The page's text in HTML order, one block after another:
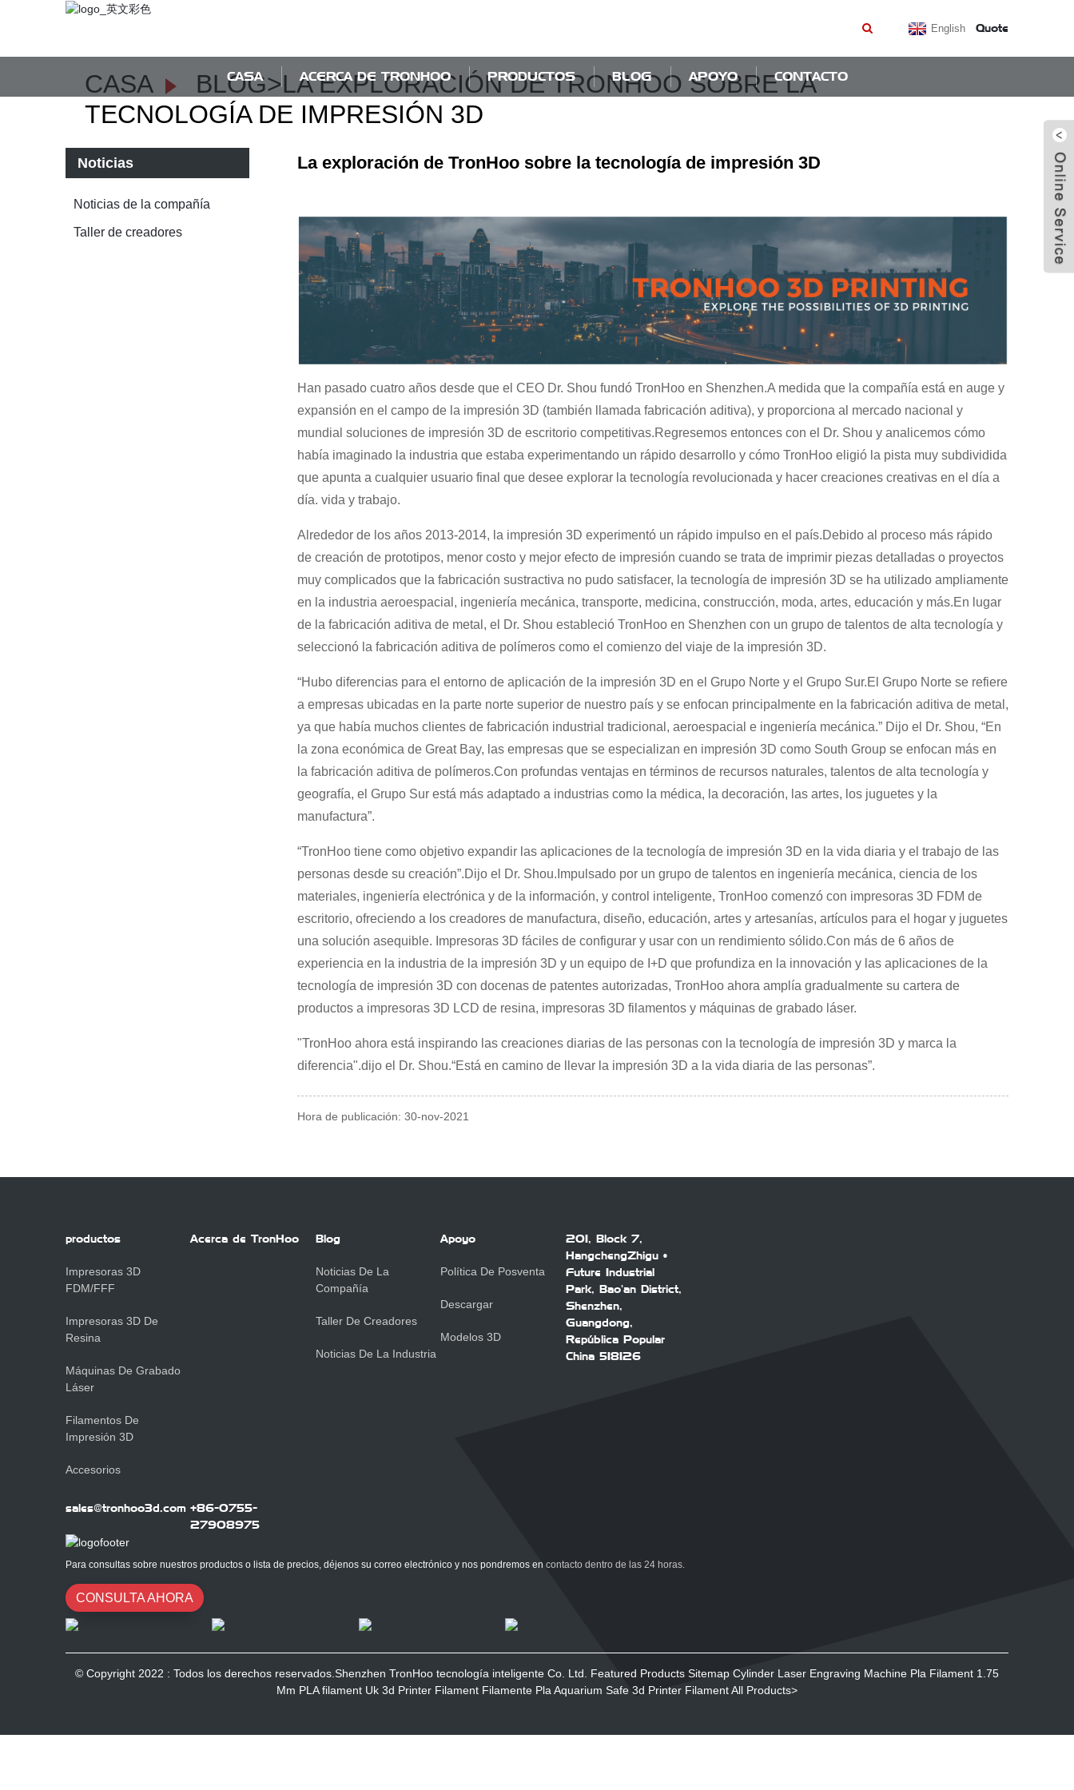
English Quote
CASA ACERCA DE TRONHOO PRODUCTOS BLOG APOYO CONTACTO
CASA BLOG>LA EXPLORACIÓN DE TRONHOO SOBRE LA
TECNOLOGÍA DE IMPRESIÓN 3D
Noticias
Noticias de la compañía
Taller de creadores
La exploración de TronHoo sobre la tecnología de impresión 3D
Han pasado cuatro años desde que el CEO Dr. Shou fundó TronHoo en Shenzhen.A medida que la compañía está en auge y
expansión en el campo de la impresión 3D (también llamada fabricación aditiva), y proporciona al mercado nacional y
mundial soluciones de impresión 3D de escritorio competitivas.Regresemos entonces con el Dr. Shou y analicemos cómo
había imaginado la industria que estaba experimentando un rápido desarrollo y cómo TronHoo eligió la pista muy subdividida
que apunta a cualquier usuario final que desee explorar la tecnología revolucionada y hacer creaciones creativas en el día a
día. vida y trabajo.
Alrededor de los años 2013-2014, la impresión 3D experimentó un rápido impulso en el país.Debido al proceso más rápido
de creación de prototipos, menor costo y mejor efecto de impresión cuando se trata de imprimir piezas detalladas o proyectos
muy complicados que la fabricación sustractiva no pudo satisfacer, la tecnología de impresión 3D se ha utilizado ampliamente
en la industria aeroespacial, ingeniería mecánica, transporte, medicina, construcción, moda, artes, educación y más.En lugar
de la fabricación aditiva de metal, el Dr. Shou estableció TronHoo en Shenzhen con un grupo de talentos de alta tecnología y
seleccionó la fabricación aditiva de polímeros como el comienzo del viaje de la impresión 3D.
“Hubo diferencias para el entorno de aplicación de la impresión 3D en el Grupo Norte y el Grupo Sur.El Grupo Norte se refiere
a empresas ubicadas en la parte norte superior de nuestro país y se enfocan principalmente en la fabricación aditiva de metal,
ya que había muchos clientes de fabricación industrial tradicional, aeroespacial e ingeniería mecánica.” Dijo el Dr. Shou, “En
la zona económica de Great Bay, las empresas que se especializan en impresión 3D como South Group se enfocan más en
la fabricación aditiva de polímeros.Con profundas ventajas en términos de recursos naturales, talentos de alta tecnología y
geografía, el Grupo Sur está más adaptado a industrias como la médica, la decoración, las artes, los juguetes y la
manufactura”.
“TronHoo tiene como objetivo expandir las aplicaciones de la tecnología de impresión 3D en la vida diaria y el trabajo de las
personas desde su creación”.Dijo el Dr. Shou.Impulsado por un grupo de talentos en ingeniería mecánica, ciencia de los
materiales, ingeniería electrónica y de la información, y control inteligente, TronHoo comenzó con impresoras 3D FDM de
escritorio, ofreciendo a los creadores de manufactura, diseño, educación, artes y artesanías, artículos para el hogar y juguetes
una solución asequible. Impresoras 3D fáciles de configurar y usar con un rendimiento sólido.Con más de 6 años de
experiencia en la industria de la impresión 3D y un equipo de I+D que profundiza en la innovación y las aplicaciones de la
tecnología de impresión 3D con docenas de patentes autorizadas, TronHoo ahora amplía gradualmente su cartera de
productos a impresoras 3D LCD de resina, impresoras 3D filamentos y máquinas de grabado láser.
"TronHoo ahora está inspirando las creaciones diarias de las personas con la tecnología de impresión 3D y marca la
diferencia".dijo el Dr. Shou.“Está en camino de llevar la impresión 3D a la vida diaria de las personas”.
Hora de publicación: 30-nov-2021
productos
Impresoras 3D
FDM/FFF
Impresoras 3D De
Resina
Máquinas De Grabado
Láser
Filamentos De
Impresión 3D
Accesorios
Acerca de TronHoo Blog
Noticias De La
Compañía
Taller De Creadores
Noticias De La Industria
Apoyo
Política De Posventa
Descargar
Modelos 3D
201, Block 7,
HangchengZhigu •
Future Industrial
Park, Bao'an District,
Shenzhen,
Guangdong,
República Popular
China 518126
sales@tronhoo3d.com +86-0755-
27908975
Para consultas sobre nuestros productos o lista de precios, déjenos su correo electrónico y nos pondremos en contacto dentro de las 24 horas.
CONSULTA AHORA
© Copyright 2022 : Todos los derechos reservados.Shenzhen TronHoo tecnología inteligente Co. Ltd. Featured Products Sitemap Cylinder Laser Engraving Machine Pla Filament 1.75
Mm PLA filament Uk 3d Printer Filament Filamente Pla Aquarium Safe 3d Printer FilamentAll Products>